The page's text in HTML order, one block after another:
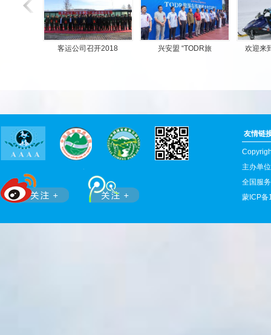
客运公司召开2018 兴安盟 “TODR旅 欢迎来到阿尔山雪地上
友情链
主办单
全国服
蒙ICP